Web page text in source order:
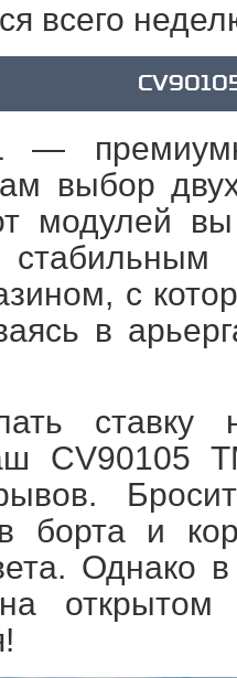
всего
—
выбор
модулей
с
в
ставку
CV90105
борта и
Однако
на